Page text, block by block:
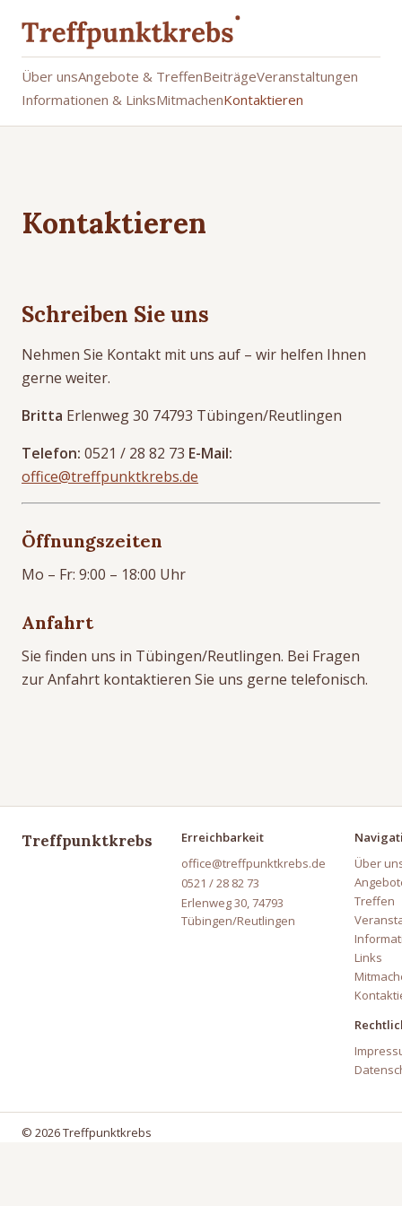
Über unsAngebote & TreffenBeiträgeVeranstaltungen
Informationen & LinksMitmachenKontaktieren
Kontaktieren
Schreiben Sie uns
Nehmen Sie Kontakt mit uns auf – wir helfen Ihnen
gerne weiter.
Britta Erlenweg 30 74793 Tübingen/Reutlingen
Telefon: 0521 / 28 82 73 E-Mail:
office@treffpunktkrebs.de
Öffnungszeiten
Mo – Fr: 9:00 – 18:00 Uhr
Anfahrt
Sie finden uns in Tübingen/Reutlingen. Bei Fragen
zur Anfahrt kontaktieren Sie uns gerne telefonisch.
Treffpunktkrebs
Erreichbarkeit
office@treffpunktkrebs.de
0521 / 28 82 73
Erlenweg 30, 74793
Tübingen/Reutlingen
Über
Treffen
Links
© 2026 Treffpunktkrebs